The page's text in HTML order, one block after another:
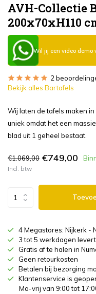
AVH-Collectie
200x70xH110
Wil jij een video demo
2
Bekijk alles Bartafels
Wij laten de tafels maken
uniek omdat het een
blad uit 1 geheel bestaat.
€1.069,00 €749,00
Incl. btw
4 Megastores: Nijkerk -
3 tot 5 werkdagen
Gratis af te halen in
Geen retourkosten
Betalen bij bezorging
Klantenservice is
Ma-vrij van 9:00 tot